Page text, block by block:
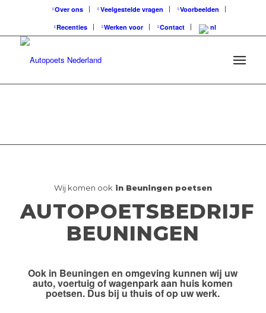
Over ons Veelgestelde vragen
Voorbeelden
Recenties
Werken voor Contact
Wij komen ook in Beuningen poetsen
AUTOPOETSBEDRIJF
BEUNINGEN
Ook in Beuningen en omgeving kunnen wij uw
auto, voertuig of wagenpark aan huis komen
poetsen. Dus bij u thuis of op uw werk.